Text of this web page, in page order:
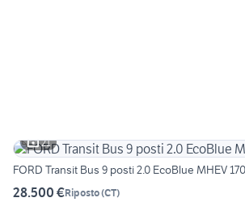
21
FORD Transit Bus 9 posti 2.0 EcoBlue MHEV
28.500 €Riposto(CT)